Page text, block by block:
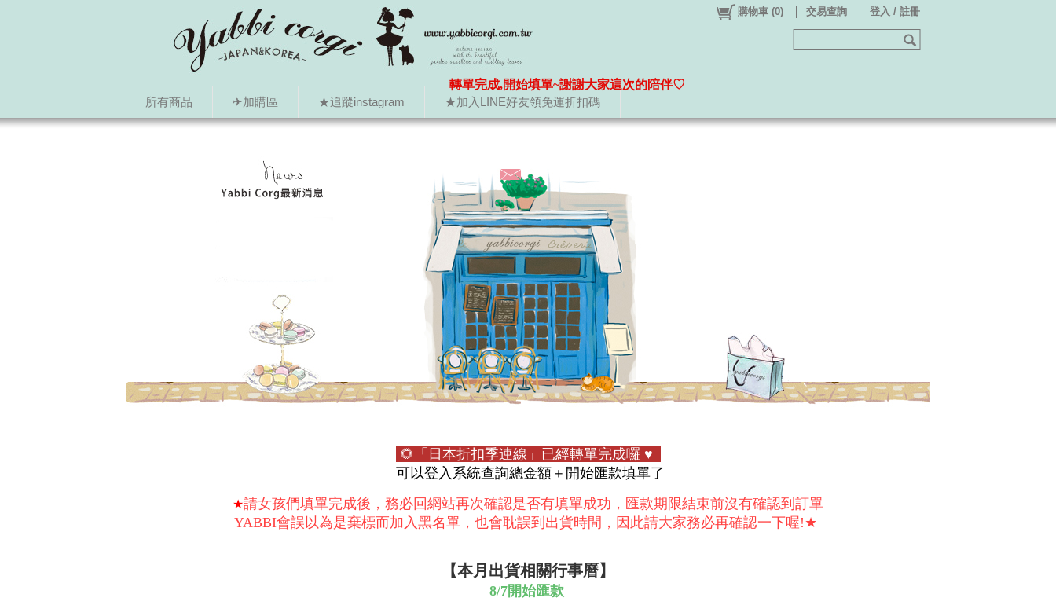
所有商品 ✈加購區 ★追蹤instagram ★加入LINE好友領免運折扣碼
購物車 (0) 交易查詢 登入 / 註冊
轉單完成,開始填單~謝謝大家這次的陪伴♡